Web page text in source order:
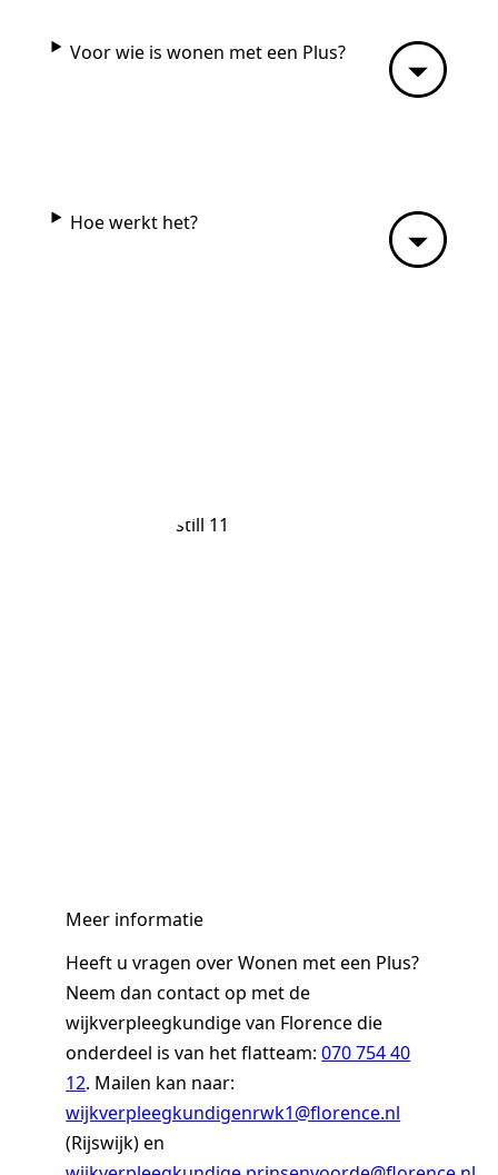
Voor wie is wonen met een Plus?
Hoe werkt het?
Meer informatie
Heeft u vragen over Wonen met een Plus?
Neem dan contact op met de
wijkverpleegkundige van Florence die
onderdeel is van het flatteam:070 754 40
12. Mailen kan naar:
wijkverpleegkundigenrwk1@florence.nl
(Rijswijk) en